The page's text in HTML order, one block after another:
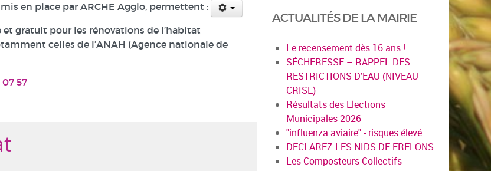
en place par ARCHE Agglo, permettent :
gratuit pour les rénovations de l’habitat
celles de l’ANAH (Agence nationale de
57
ACTUALITÉS DE LA MAIRIE
Le recensement dès 16 ans !
SÉCHERESSE – RAPPEL DES
RESTRICTIONS D'EAU (NIVEAU
CRISE)
Résultats des Elections
Municipales 2026
"influenza aviaire" - risques élevé
DECLAREZ LES NIDS DE FRELONS
Les Composteurs Collectifs